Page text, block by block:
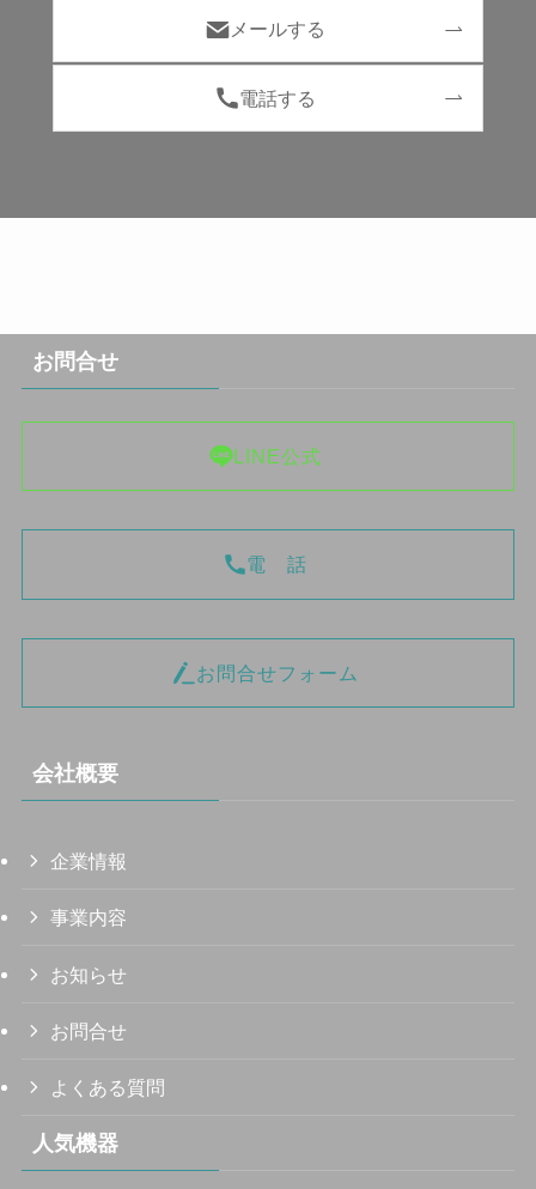
メールする
電話する
お問合せ
LINE公式
電 話
お問合せフォーム
会社概要
企業情報
事業内容
お知らせ
お問合せ
よくある質問
人気機器